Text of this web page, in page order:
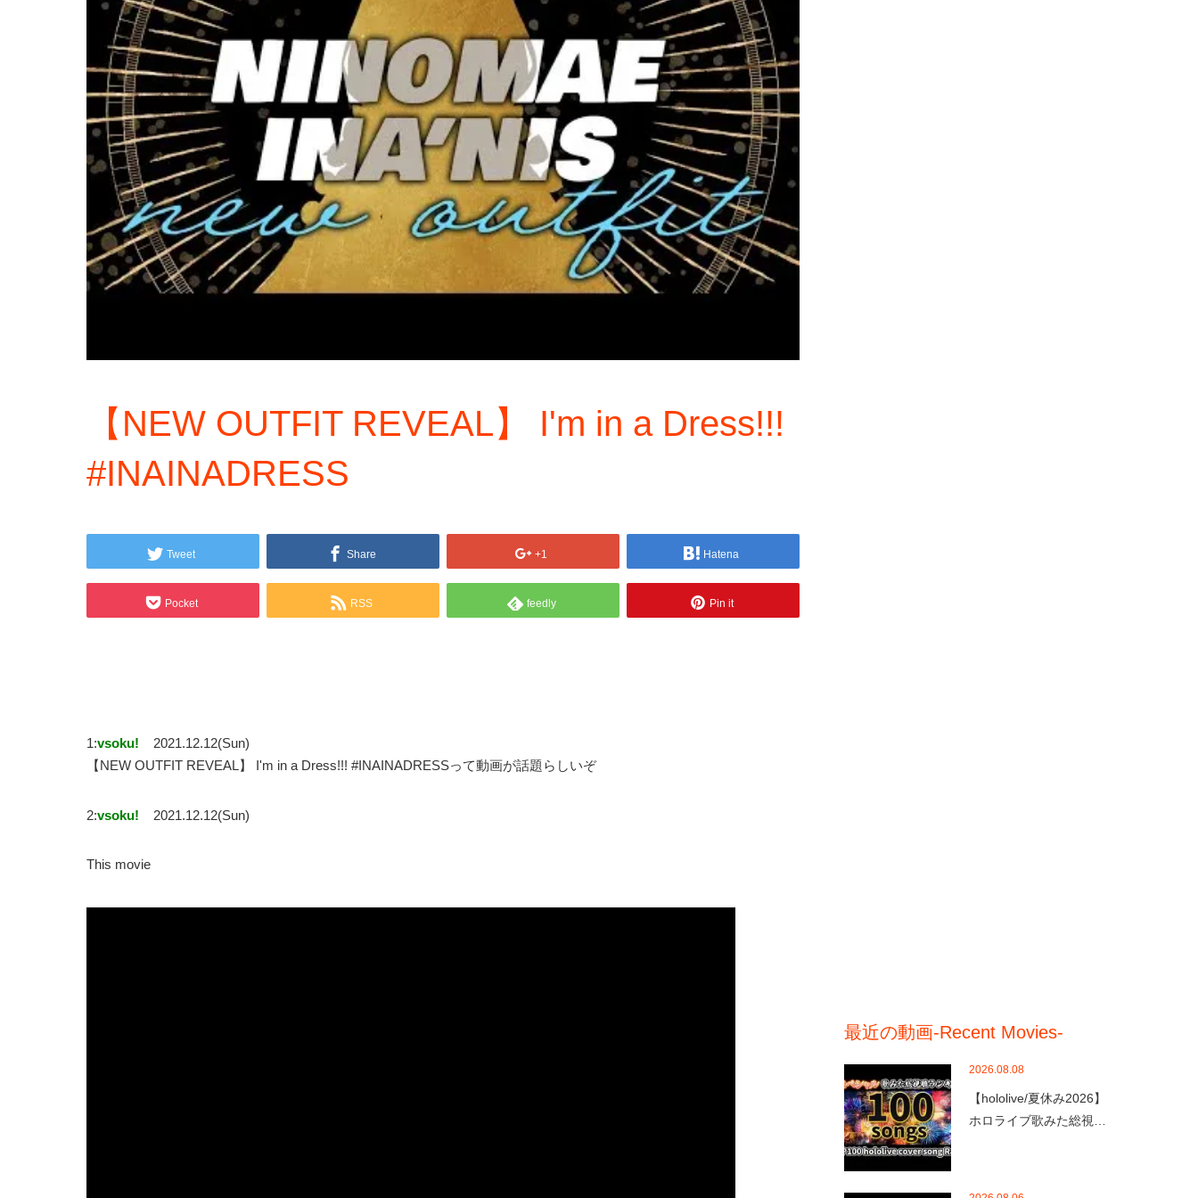
【NEW OUTFIT REVEAL】 I'm in a Dress!!!
#INAINADRESS
Tweet Share +1 Hatena
Pocket RSS feedly Pin it
1:vsoku!
2021.12.12(Sun)
【NEW OUTFIT REVEAL】 I'm in a Dress!!! #INAINADRESSって動画が話題らしいぞ
2:vsoku! 2021.12.12(Sun)
This movie
最近の動画-Recent Movies-
2026.08.08
【hololive/夏休み2026】
ホロライブ歌みた総視…